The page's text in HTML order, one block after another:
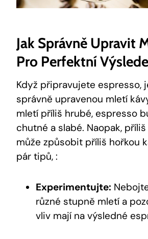
Jak Správně Upravit
Pro Perfektní
Když připravujete espresso,
správně upravenou mletí
mletí příliš hrubé, espresso
chutné a slabé. Naopak,
může způsobit příliš hořkou
pár tipů, :
Experimentujte:
různé stupně mletí a
vliv mají na výsledné